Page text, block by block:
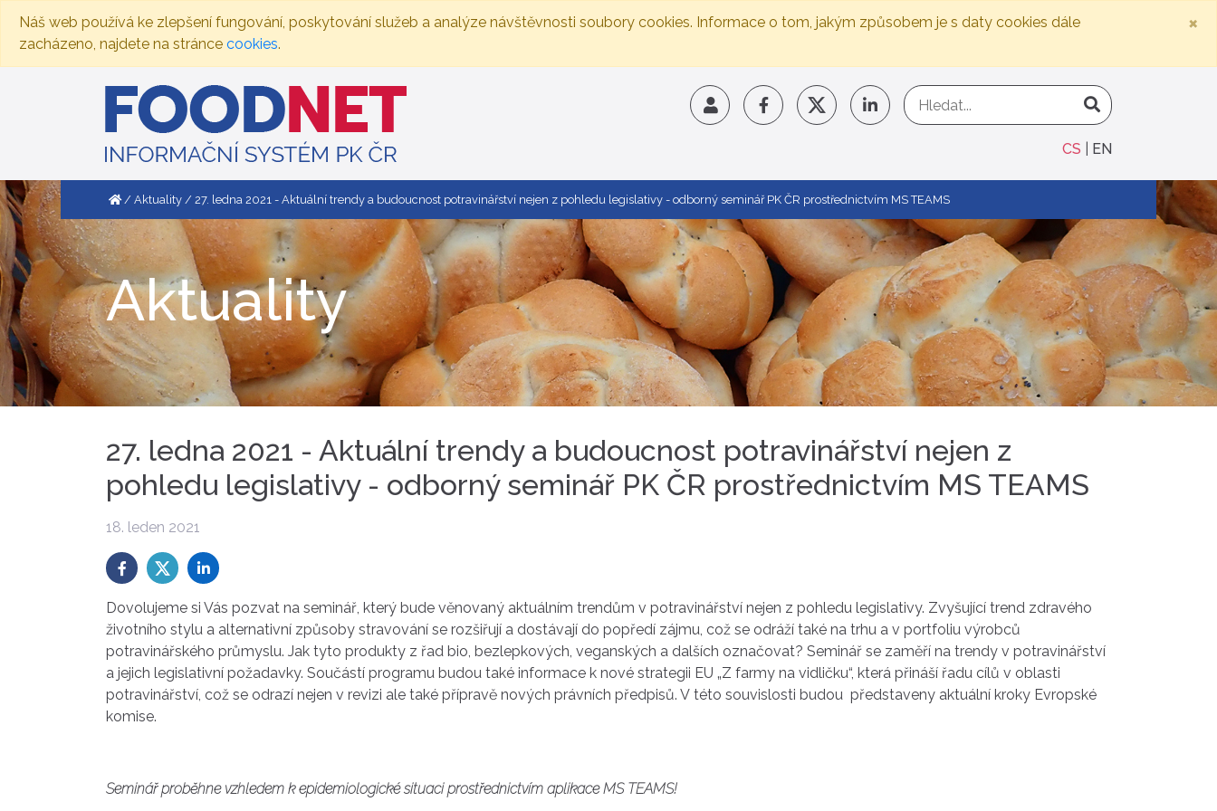
Náš web používá ke zlepšení fungování, poskytování služeb a analýze návštěvnosti soubory cookies. Informace o tom, jakým způsobem je s daty cookies dále
zacházeno, najdete na stránce cookies.
×
CS EN
Aktuality 27. ledna 2021 - Aktuální trendy a budoucnost potravinářství nejen z pohledu legislativy - odborný seminář PK ČR prostřednictvím MS TEAMS
Aktuality
27. ledna 2021 - Aktuální trendy a budoucnost potravinářství nejen z
pohledu legislativy - odborný seminář PK ČR prostřednictvím MS TEAMS
18. leden 2021
Dovolujeme si Vás pozvat na seminář, který bude věnovaný aktuálním trendům v potravinářství nejen z pohledu legislativy. Zvyšující trend zdravého
životního stylu a alternativní způsoby stravování se rozšiřují a dostávají do popředí zájmu, což se odráží také na trhu a v portfoliu výrobců
potravinářského průmyslu. Jak tyto produkty z řad bio, bezlepkových, veganských a dalších označovat? Seminář se zaměří na trendy v potravinářství
a jejich legislativní požadavky. Součástí programu budou také informace k nové strategii EU „Z farmy na vidličku“, která přináší řadu cílů v oblasti
potravinářství, což se odrazí nejen v revizi ale také přípravě nových právních předpisů. V této souvislosti budou představeny aktuální kroky Evropské
komise.
Seminář proběhne vzhledem k epidemiologické situaci prostřednictvím aplikace MS TEAMS!